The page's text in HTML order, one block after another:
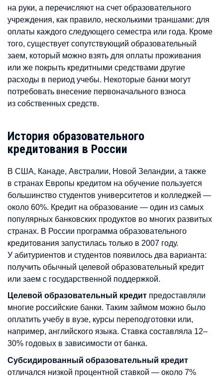
на руки, а перечисляют на счет образовательного
учреждения, как правило, несколькими траншами: для
оплаты каждого следующего семестра или года. Кроме
того, существует сопутствующий образовательный
заем, который можно взять для оплаты проживания
или же покрыть кредитными средствами другие
расходы в период учебы. Некоторые банки могут
потребовать внесение первоначального взноса
из собственных средств.
История образовательного
кредитования в России
В США, Канаде, Австралии, Новой Зеландии, а также
в странах Европы кредитом на обучение пользуется
большинство студентов университетов и колледжей —
около 60%. Кредит на образование — один из самых
популярных банковских продуктов во многих развитых
странах. В России программа образовательного
кредитования запустилась только в 2007 году.
У абитуриентов и студентов появилось два варианта:
получить обычный целевой образовательный кредит
или заем с государственной поддержкой.
Целевой образовательный кредит предоставляли
многие российские банки. Таким займом можно было
оплатить учебу в вузе, курсы переподготовки или,
например, английского языка. Ставка составляла 12–
30% годовых в зависимости от банка.
Субсидированный образовательный кредит
отличался низкой процентной ставкой — около 7%